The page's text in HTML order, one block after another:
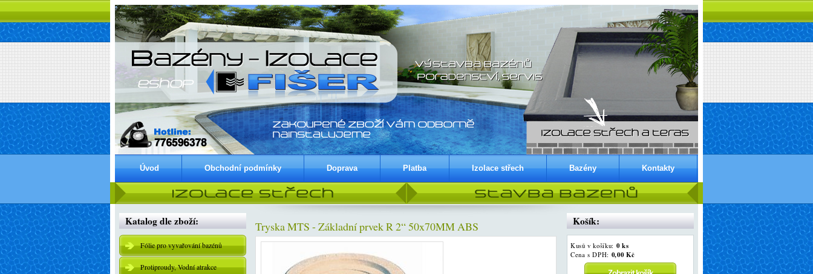
Úvod Obchodní podmínky Doprava Platba Izolace střech Bazény Kontakty
Katalog dle zboží:
Fólie pro vyvařování bazénů
Protiproudy, Vodní atrakce
Tryska MTS - Základní prvek R 2“ 50x70MM ABS Košík:
Kusů v košíku: 0 ks
Cena s DPH: 0,00 Kč